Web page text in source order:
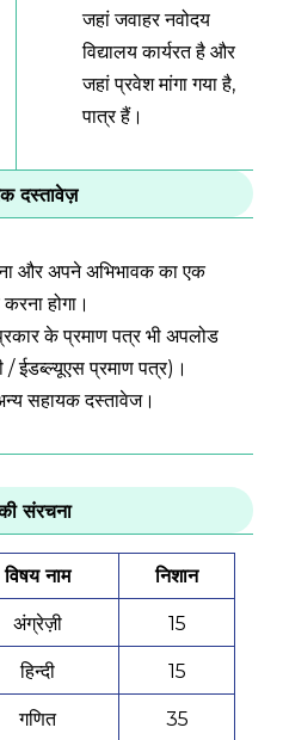
जहां जवाहर नवोदय
विद्यालय कार्यरत है और
जहां प्रवेश मांगा गया है,
पात्र हैं।
दस्तावेज़
और अपने अभिभावक का एक
होगा।
के प्रमाण पत्र भी अपलोड
/ ईडब्ल्यूएस प्रमाण पत्र)।
सहायक दस्तावेज।
संरचना
विषय नाम निशान
अंग्रेज़ी 15
हिन्दी 15
गणित 35